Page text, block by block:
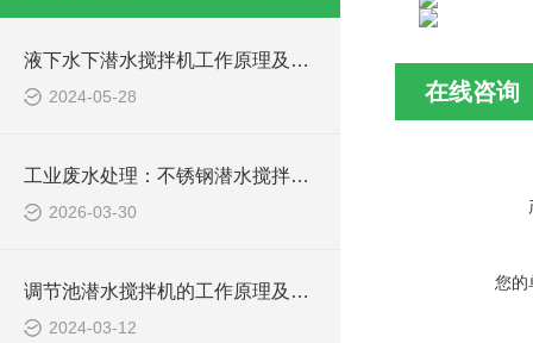
液下水下潜水搅拌机工作原理及作用特点、安装图、CAD结构图
2024-05-28
工业废水处理：不锈钢潜水搅拌机如何防止污泥沉淀
2026-03-30
调节池潜水搅拌机的工作原理及潜水推进器CAD安装图、结构图
2024-03-12
在线咨询
您的